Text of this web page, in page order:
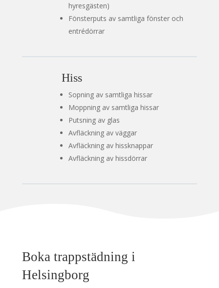
hyresgästen)
Fönsterputs av samtliga fönster och
entrédörrar
Hiss
Sopning av samtliga hissar
Moppning av samtliga hissar
Putsning av glas
Avfläckning av väggar
Avfläckning av hissknappar
Avfläckning av hissdörrar
Boka trappstädning i
Helsingborg